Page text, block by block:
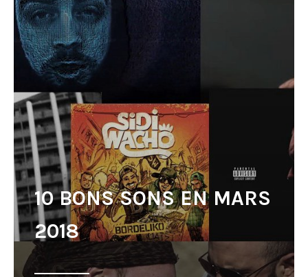
10 BONS SONS EN MARS
2018